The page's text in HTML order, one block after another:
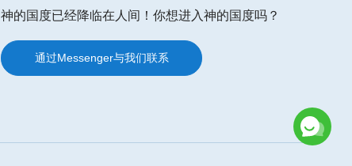
神的国度已经降临在人间！你想进入神的国度吗？
通过Messenger与我们联系